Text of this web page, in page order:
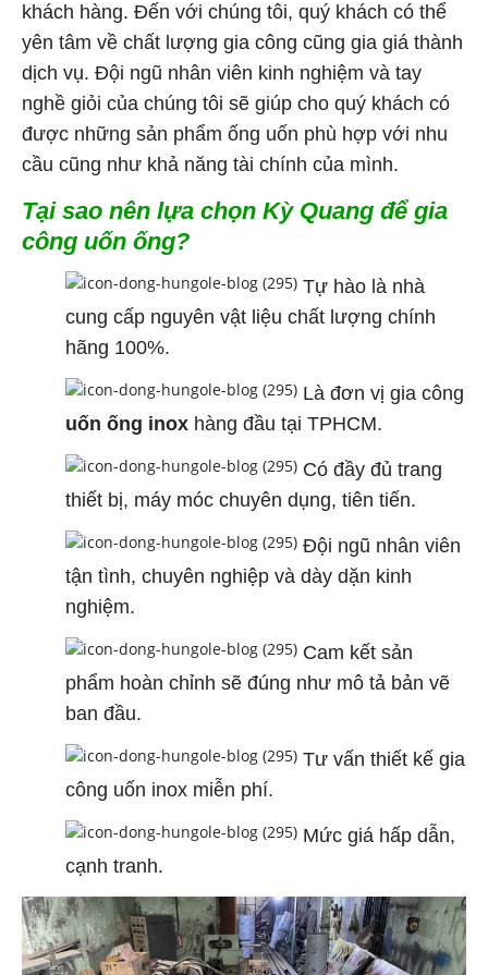
khách hàng. Đến với chúng tôi, quý khách có thể
yên tâm về chất lượng gia công cũng gia giá thành
dịch vụ. Đội ngũ nhân viên kinh nghiệm và tay
nghề giỏi của chúng tôi sẽ giúp cho quý khách có
được những sản phẩm ống uốn phù hợp với nhu
cầu cũng như khả năng tài chính của mình.
Tại sao nên lựa chọn Kỳ Quang để gia
công uốn ống?
Tự hào là nhà
cung cấp nguyên vật liệu chất lượng chính
hãng 100%.
Là đơn vị gia công
uốn ống inox hàng đầu tại TPHCM.
Có đầy đủ trang
thiết bị, máy móc chuyên dụng, tiên tiến.
Đội ngũ nhân viên
tận tình, chuyên nghiệp và dày dặn kinh
nghiệm.
Cam kết sản
phẩm hoàn chỉnh sẽ đúng như mô tả bản vẽ
ban đầu.
Tư vấn thiết kế gia
công uốn inox miễn phí.
Mức giá hấp dẫn,
cạnh tranh.